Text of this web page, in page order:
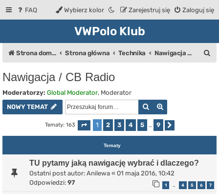
FAQ Zaloguj się
Zarejestruj się
Wybierz kolor
VWPolo Klub
Strona domowa Strona główna Technika Nawigacja / CB Radio
Nawigacja / CB Radio
Moderatorzy: Global Moderator, Moderator
NOWY TEMAT
Szukaj
Tematy: 163 Strona z9
1 2 3 4 5 … 9
Tematy
TU pytamy jaką nawigację wybrać i dlaczego?
Ostatni post autor: Anilewa « 01 maja 2016, 10:42
Odpowiedzi: 97 1 … 4 5 6 7